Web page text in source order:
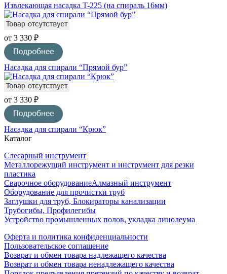
Извлекающая насадка T-225 (на спираль 16мм)
от 3 330 ₽
Насадка для спирали “Прямой бур”
от 3 330 ₽
Насадка для спирали “Крюк”
Каталог
Слесарный инструмент
Металлорежущий инструмент и инструмент для резки
пластика
Сварочное оборудованиеАлмазный инструмент
Оборудование для прочистки труб
Заглушки для труб, Блокираторы канализации
Трубогибы, Профилегибы
Устройство промышленных полов, укладка линолеума
Оферта и политика конфиденциальности
Пользовательское соглашение
Возврат и обмен товара надлежащего качества
Возврат и обмен товара ненадлежащего качества